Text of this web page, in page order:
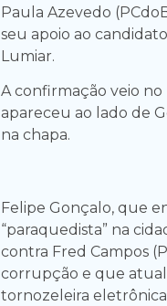
Paula Azevedo
seu apoio ao
Lumiar.
A confirmação veio
apareceu ao lado de
na chapa.
Felipe Gonçalo, que
“paraquedista” na
contra Fred Campos
corrupção e que
tornozeleira